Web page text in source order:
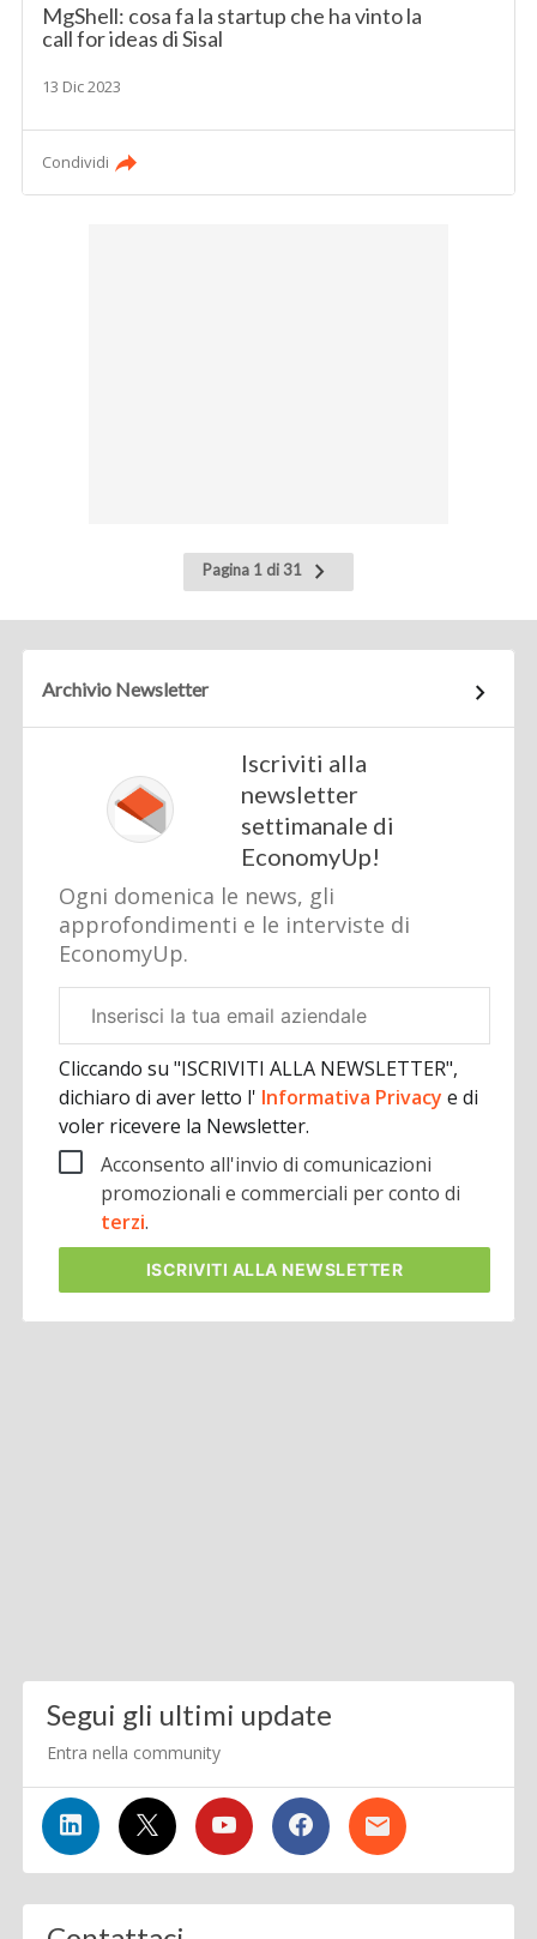
MgShell: cosa fa la startup che ha vinto la
call for ideas di Sisal
13 Dic 2023
Condividi
Pagina 1 di 31
Pagina
successiva
Archivio Newsletter
Iscriviti alla
newsletter
settimanale di
EconomyUp!
Ogni domenica le news, gli
approfondimenti e le interviste di
EconomyUp.
aziendale
Cliccando su "ISCRIVITI ALLA NEWSLETTER",
dichiaro di aver letto l' Informativa Privacye di
voler ricevere la Newsletter.
Acconsento all'invio di comunicazioni
promozionali e commerciali per conto di
terzi.
ISCRIVITI ALLA NEWSLETTER
Segui gli ultimi update
Entra nella community